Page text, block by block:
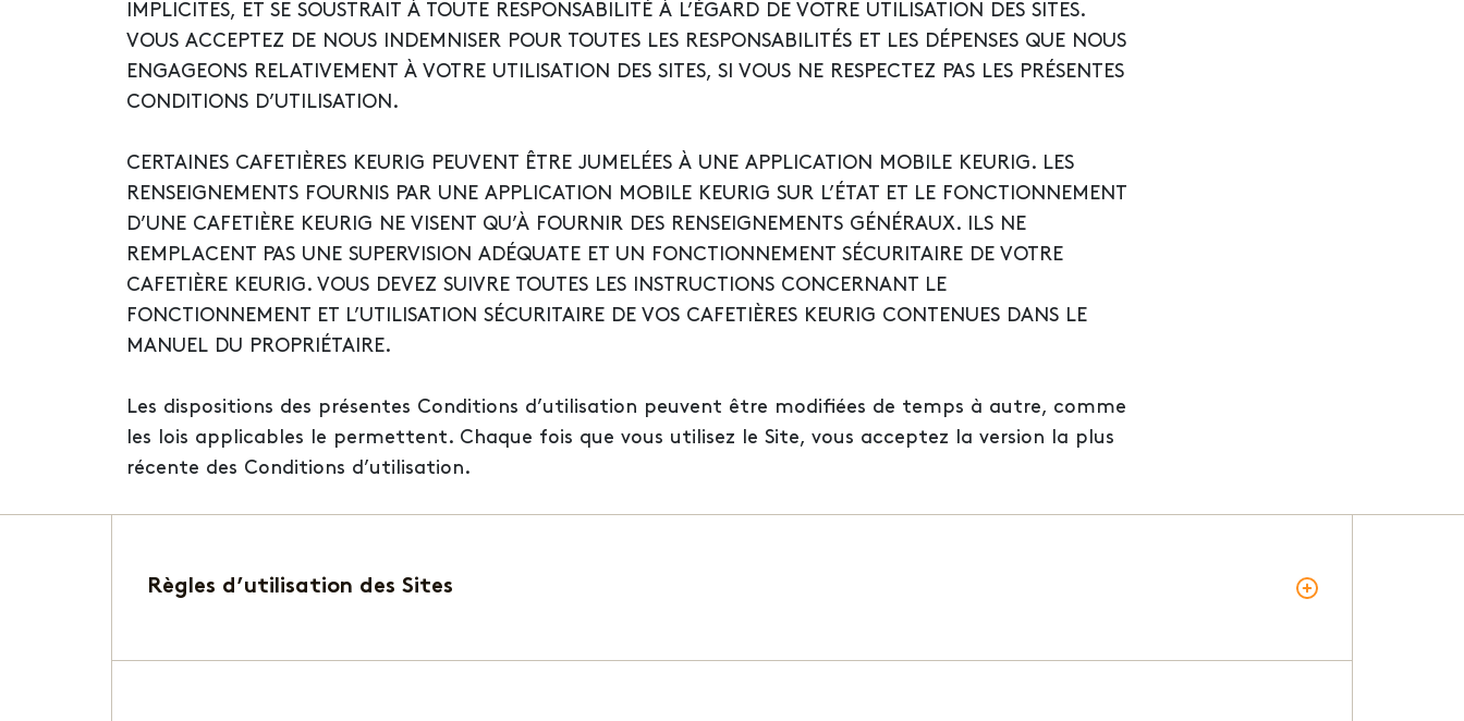
IMPLICITES, ET SE SOUSTRAIT À TOUTE RESPONSABILITÉ À L’ÉGARD DE VOTRE UTILISATION DES SITES.
VOUS ACCEPTEZ DE NOUS INDEMNISER POUR TOUTES LES RESPONSABILITÉS ET LES DÉPENSES QUE NOUS
ENGAGEONS RELATIVEMENT À VOTRE UTILISATION DES SITES, SI VOUS NE RESPECTEZ PAS LES PRÉSENTES
CONDITIONS D’UTILISATION.
CERTAINES CAFETIÈRES KEURIG PEUVENT ÊTRE JUMELÉES À UNE APPLICATION MOBILE KEURIG. LES
RENSEIGNEMENTS FOURNIS PAR UNE APPLICATION MOBILE KEURIG SUR L’ÉTAT ET LE FONCTIONNEMENT
D’UNE CAFETIÈRE KEURIG NE VISENT QU’À FOURNIR DES RENSEIGNEMENTS GÉNÉRAUX. ILS NE
REMPLACENT PAS UNE SUPERVISION ADÉQUATE ET UN FONCTIONNEMENT SÉCURITAIRE DE VOTRE
CAFETIÈRE KEURIG. VOUS DEVEZ SUIVRE TOUTES LES INSTRUCTIONS CONCERNANT LE
FONCTIONNEMENT ET L’UTILISATION SÉCURITAIRE DE VOS CAFETIÈRES KEURIG CONTENUES DANS LE
MANUEL DU PROPRIÉTAIRE.
Les dispositions des présentes Conditions d’utilisation peuvent être modifiées de temps à autre, comme
les lois applicables le permettent. Chaque fois que vous utilisez le Site, vous acceptez la version la plus
récente des Conditions d’utilisation.
Règles d’utilisation des Sites